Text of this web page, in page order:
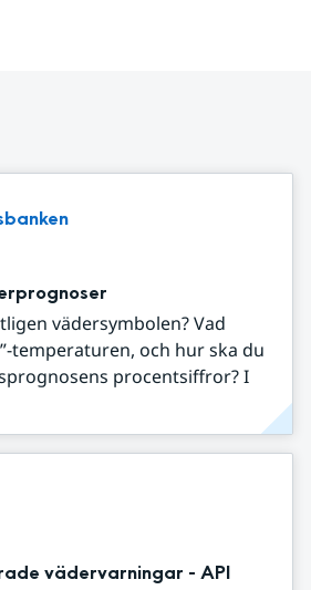
vädersymbolen? Vad
temperaturen, och hur ska du
procentsiffror? I
vädervarningar - API